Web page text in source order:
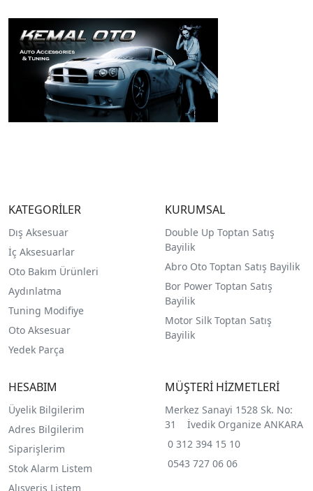
KATEGORİLER
Dış Aksesuar
İç Aksesuarlar
Oto Bakım Ürünleri
Aydınlatma
Tuning Modifiye
Oto Aksesuar
Yedek Parça
KURUMSAL
Double Up Toptan Satış
Bayilik
Abro Oto Toptan Satış Bayilik
Bor Power Toptan Satış
Bayilik
Motor Silk Toptan Satış
Bayilik
HESABIM
Üyelik Bilgilerim
Adres Bilgilerim
Siparişlerim
Stok Alarm Listem
Alışveriş Listem
MÜŞTERİ HİZMETLERİ
Merkez Sanayi 1528 Sk. No:
31 İvedik Organize ANKARA
0 312 394 15 10
0543 727 06 06